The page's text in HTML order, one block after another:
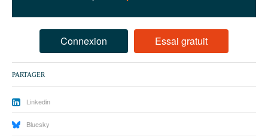
Connexion Essai gratuit
PARTAGER
Linkedin
Bluesky